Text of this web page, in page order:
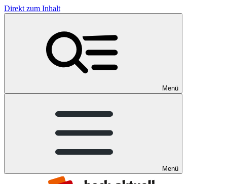
Direkt zum Inhalt
Menü
Menü